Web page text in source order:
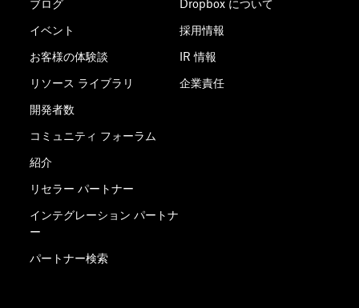
ブログ
イベント
お客様の体験談
リソース ライブラリ
開発者数
コミュニティ フォーラム
紹介
リセラー パートナー
インテグレーション パートナ
ー
パートナー検索
Dropbox について
採用情報
IR 情報
企業責任